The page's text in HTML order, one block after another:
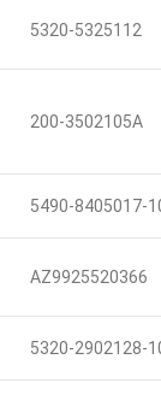
5320-5325112
200-3502105А
5490-8405017-
AZ9925520366
5320-2902128-